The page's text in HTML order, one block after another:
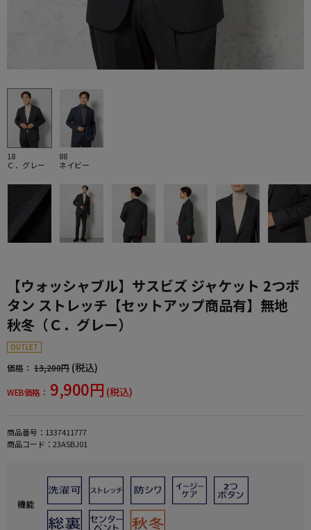
18
Ｃ．グレー
88
ネイビー
【ウォッシャブル】サスビズ ジャケット 2つボ
タン ストレッチ【セットアップ商品有】無地
秋冬（Ｃ．グレー）
OUTLET
価格： 13,200円 (税込)
WEB価格： 9,900円 (税込)
商品番号： 1337411777
商品コード： 23ASBJ01
機能